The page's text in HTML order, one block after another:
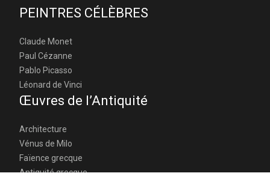
PEINTRES CÉLÈBRES
Claude Monet
Paul Cézanne
Pablo Picasso
Léonard de Vinci
Œuvres de l’Antiquité
Architecture
Vénus de Milo
Faïence grecque
Antiquité grecque